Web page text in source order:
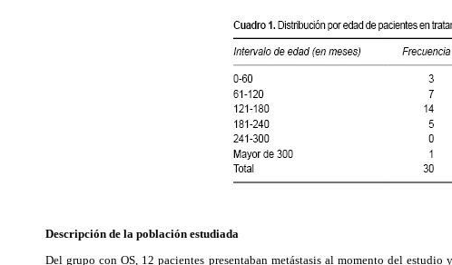
Descripción de la población estudiada
Del grupo con OS, 12 pacientes presentaban metástasis al momento del